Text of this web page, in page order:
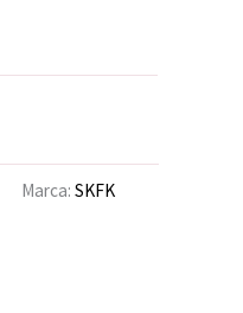
Marca:SKFK